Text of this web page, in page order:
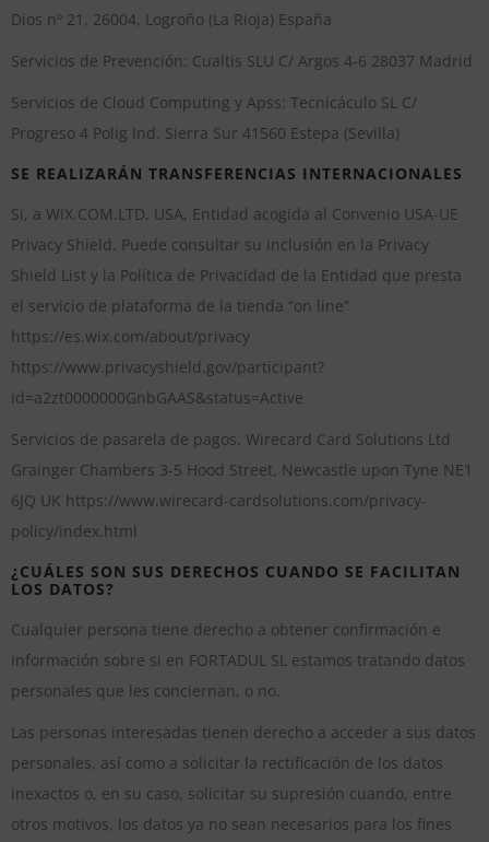
Dios nº 21, 26004, Logroño (La Rioja) España
Servicios de Prevención: Cualtis SLU C/ Argos 4-6 28037 Madrid
Servicios de Cloud Computing y Apss: Tecnicáculo SL C/
Progreso 4 Polig Ind. Sierra Sur 41560 Estepa (Sevilla)
SE REALIZARÁN TRANSFERENCIAS INTERNACIONALES
Si, a WIX.COM.LTD, USA, Entidad acogida al Convenio USA-UE
Privacy Shield. Puede consultar su inclusión en la Privacy
Shield List y la Política de Privacidad de la Entidad que presta
el servicio de plataforma de la tienda “on line”
https://es.wix.com/about/privacy
https://www.privacyshield.gov/participant?
id=a2zt0000000GnbGAAS&status=Active
Servicios de pasarela de pagos. Wirecard Card Solutions Ltd
Grainger Chambers 3-5 Hood Street, Newcastle upon Tyne NE1
6JQ UK https://www.wirecard-cardsolutions.com/privacy-
policy/index.html
¿CUÁLES SON SUS DERECHOS CUANDO SE FACILITAN
LOS DATOS?
Cualquier persona tiene derecho a obtener confirmación e
información sobre si en FORTADUL SL estamos tratando datos
personales que les conciernan, o no.
Las personas interesadas tienen derecho a acceder a sus datos
personales, así como a solicitar la rectificación de los datos
inexactos o, en su caso, solicitar su supresión cuando, entre
otros motivos, los datos ya no sean necesarios para los fines